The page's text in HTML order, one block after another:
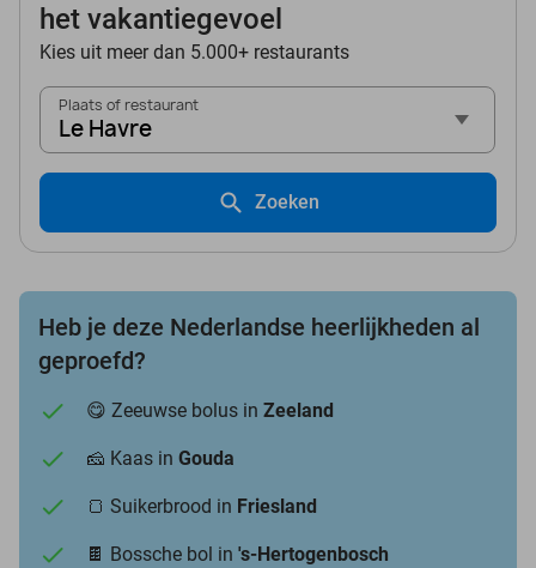
het vakantiegevoel
Kies uit meer dan 5.000+ restaurants
Plaats of restaurant
Le Havre
Zoeken
Heb je deze Nederlandse heerlijkheden al
geproefd?
😋 Zeeuwse bolus in Zeeland
🧀 Kaas in Gouda
🍞 Suikerbrood in Friesland
🍫 Bossche bol in 's-Hertogenbosch